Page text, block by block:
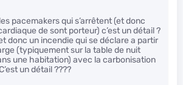
pacemakers qui s’arrêtent (et donc
de sont porteur) c’est un détail ?
donc un incendie qui se déclare a partir
(typiquement sur la table de nuit
une habitation) avec la carbonisation
un détail ????